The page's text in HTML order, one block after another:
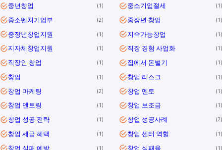
중년창업 1 중소기업절세 1
중소벤처기업부 2 중장년 창업 1
중장년창업지원 1 지속가능창업 1
지자체창업지원 1 직장 경험 사업화 1
직장인 창업 1 집에서 돈벌기 1
창업 1 창업 리스크 1
창업 마케팅 2 창업 멘토 1
창업 멘토링 1 창업 보조금 1
창업 성공 전략 1 창업 성공사례 2
창업 세금 혜택 1 창업 센터 역할 1
창업 실패 예방 1 창업 실패율 1